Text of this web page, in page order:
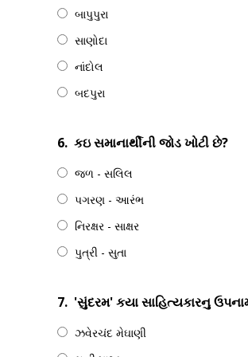
બાપુપુરા
સાણોદા
નાંદોલ
બદપુરા
6. કઇ સમાનાર્થીની જોડ ખોટી છે?
જળ - સલિલ
પગરણ - આરંભ
નિરક્ષર - સાક્ષર
પુત્રી - સુતા
7. 'સુંદરમ' કયા સાહિત્યકારનુ
ઝવેરચંદ મેઘાણી